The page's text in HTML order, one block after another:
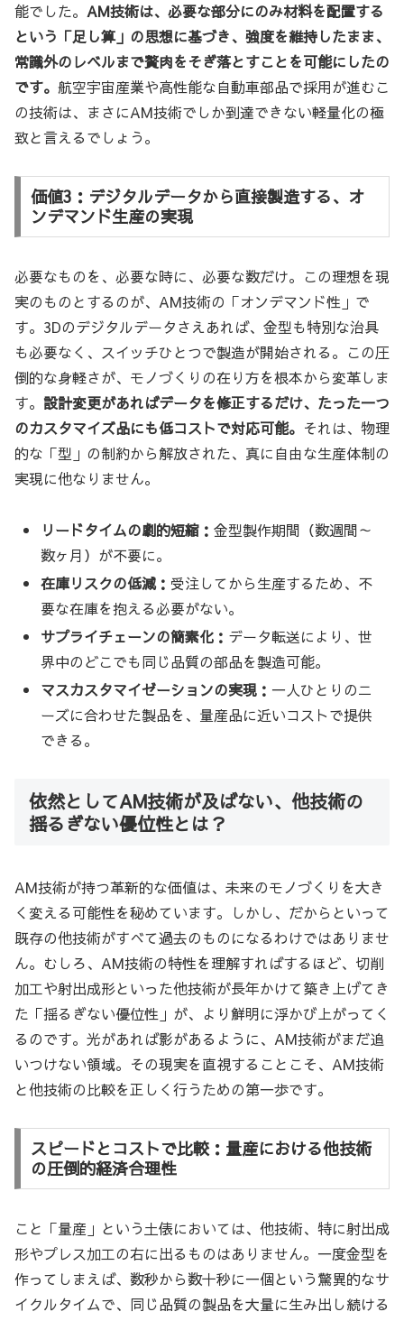
能でした。 AM技術は、必要な部分にのみ材料を配置する
という「足し算」の思想に基づき、強度を維持したまま、
常識外のレベルまで贅肉をそぎ落とすことを可能にしたの
です。 航空宇宙産業や高性能な自動車部品で採用が進むこ
の技術は、まさにAM技術でしか到達できない軽量化の極
致と言えるでしょう。
価値3：デジタルデータから直接製造する、オ
ンデマンド生産の実現
必要なものを、必要な時に、必要な数だけ。この理想を現
実のものとするのが、AM技術の「オンデマンド性」で
す。3Dのデジタルデータさえあれば、金型も特別な治具
も必要なく、スイッチひとつで製造が開始される。この圧
倒的な身軽さが、モノづくりの在り方を根本から変革しま
す。 設計変更があればデータを修正するだけ、たった一つ
のカスタマイズ品にも低コストで対応可能。 それは、物理
的な「型」の制約から解放された、真に自由な生産体制の
実現に他なりません。
リードタイムの劇的短縮：金型製作期間（数週間～
数ヶ月）が不要に。
在庫リスクの低減： 受注してから生産するため、不
要な在庫を抱える必要がない。
サプライチェーンの簡素化： データ転送により、世
界中のどこでも同じ品質の部品を製造可能。
マスカスタマイゼーションの実現： 一人ひとりのニ
ーズに合わせた製品を、量産品に近いコストで提供
できる。
依然としてAM技術が及ばない、他技術の
揺るぎない優位性とは？
AM技術が持つ革新的な価値は、未来のモノづくりを大き
く変える可能性を秘めています。しかし、だからといって
既存の他技術がすべて過去のものになるわけではありませ
ん。むしろ、AM技術の特性を理解すればするほど、切削
加工や射出成形といった他技術が長年かけて築き上げてき
た「揺るぎない優位性」が、より鮮明に浮かび上がってく
るのです。光があれば影があるように、AM技術がまだ追
いつけない領域。その現実を直視することこそ、AM技術
と他技術の比較を正しく行うための第一歩です。
スピードとコストで比較：量産における他技術
の圧倒的経済合理性
こと「量産」という土俵においては、他技術、特に射出成
形やプレス加工の右に出るものはありません。一度金型を
作ってしまえば、数秒から数十秒に一個という驚異的なサ
イクルタイムで、同じ品質の製品を大量に生み出し続ける